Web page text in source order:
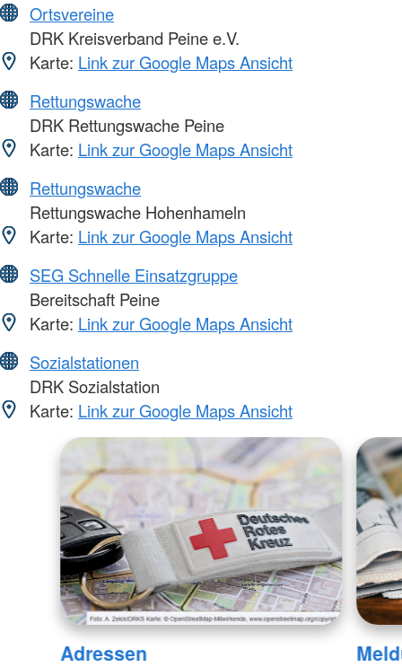
Ortsvereine
DRK Kreisverband Peine e.V.
Karte: Link zur Google Maps Ansicht
Rettungswache
DRK Rettungswache Peine
Karte: Link zur Google Maps Ansicht
Rettungswache
Rettungswache Hohenhameln
Karte: Link zur Google Maps Ansicht
SEG Schnelle Einsatzgruppe
Bereitschaft Peine
Karte: Link zur Google Maps Ansicht
Sozialstationen
DRK Sozialstation
Karte: Link zur Google Maps Ansicht
Adressen